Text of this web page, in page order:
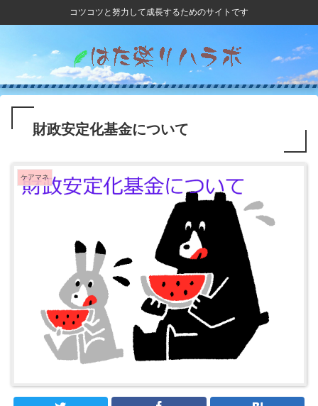
コツコツと努力して成長するためのサイトです
財政安定化基金について
ケアマネ